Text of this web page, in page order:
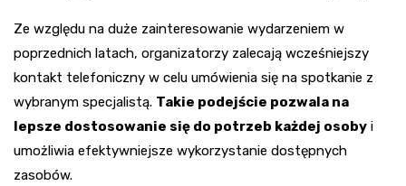
Ze względu na duże zainteresowanie wydarzeniem w
poprzednich latach, organizatorzy zalecają wcześniejszy
kontakt telefoniczny w celu umówienia się na spotkanie z
wybranym specjalistą. Takie podejście pozwala na
lepsze dostosowanie się do potrzeb każdej osoby i
umożliwia efektywniejsze wykorzystanie dostępnych
zasobów.